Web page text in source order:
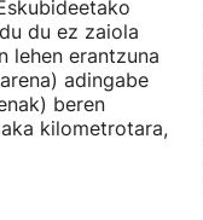
du ez zaiola
lehen erantzuna
adingabe
beren
kilometrotara,